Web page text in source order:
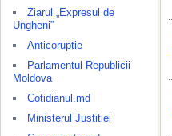
Ziarul „Expresul de
Ungheni”
Anticoruptie
Parlamentul Republicii
Moldova
Cotidianul.md
Ministerul Justitiei